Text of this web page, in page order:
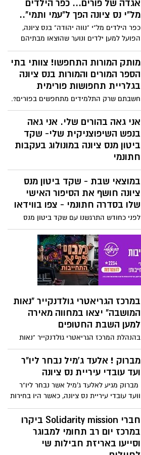
בתום השיעור זללו הילדים להנאתם מהגבינות
תוצרת הבית. וכמובן הודו ל"סבא יוסי" על
הלימוד וההשקעה.
אגדה של פורים... כפר הילדים
מל"י נס ציונה הפך ל"עמי ותמי"..
כפר הילדים מל"י "נווה יהודה" בנס ציונה,
הפועל למען ילדים ונוער שהוצאו מבתיהם
ומעניק להם בית חם, לבש חג ועוצב בהשראת
האגדה הקלאסית "עמי ותמי". רחבי הכפר
קושטו בתפאורה קסומה של בית הממתקים
המפורסם, התחפושות והפעילויות היו ברוח
הסיפור, והילדים נהנו מחגיגה ססגונית מלאה
בצבעים, מתוקים ושמחה.
מותק המורות התחפשו! צוותי בתי
הספר המורים והמורות בנס ציונה
בגלריית תחפושות פורימית
חשבתם שרק התלמידים מתחפשים בפורים?.
ראו בגלריית התמונות את צוותי בתי הספר
בנס ציונה, המורות והמורים וצוותי מוסדות
החינוך שנתנו דוגמא והתחפשו כמיטב
המסורת הפורימית.
אני גאה בהורים שלי. אני גאה
בנפש השיפוצניקית שלי- שקד
ביטון מנס ציונה במונולוג בעקבות
חתונמי
שקד ביטון מנס ציונה חשף בפני צופי ערוץ 12
את הסיפור המשפחתי וריגש מדינה שלמה.
לאור התגובות הרבות הוא פרסם היום פוסט
אישי בו הבהיר וענה על השאלות הפתוחות
במוצאי שבת - שקד ביטון מנס
ציונה חושף את הסיפור האישי
שלו בסדרה חתונמי - צפו בווידאו
לפני כחודש התרגשנו עם שקד ביטון מנס
ציונה בשעה שנישא לרוני צדקא בסדרה
חתונה ממבט ראשון 2025. בפרק שישודר
במוצאי שבת 08/03/2025 העיר נס ציונה תשב
מרותקת למסך בשעה ששקד ביטון מנס ציונה
יחשוף את הסיפור האישי שלו בסדרה חתונמי
במרכז הגריאטרי גולדנקייר "נאות
המושבה" יצאו במחווה מאירה
למען השבת החטופים
בהנהלת המרכז הגריאטרי גולדנקייר "נאות
המושבה" החליטו על מחווה מרשימה להזכרת
חובתנו לפעול למען השבת החטופים והאירו
את המבנה כולו בהתאם
מברוק ! אלעד ג'מיל נבחר ליו"ר
ועד עובדי עיריית נס ציונה
מברוק מגיע לאלעד ג'מיל אשר נבחר ליו"ר
וועד עובדי עיריית נס ציונה, כאשר היו בחירות
רק ליו"ר הוועד. אלעד הינו מנהל מדור
אחזקה באגף הנוער ואחראי על כל הטורנירים
בכדורגל לילדים ולנוער. ב ה צ ל ח ה !
חברי Solidarity mission ביקרו
במרכז יום רב תחומי למבוגר
וסייעו באריזת חבילות שי